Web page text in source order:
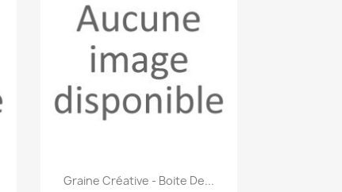
Aperçu rapide
Graine Créative - Boite De...